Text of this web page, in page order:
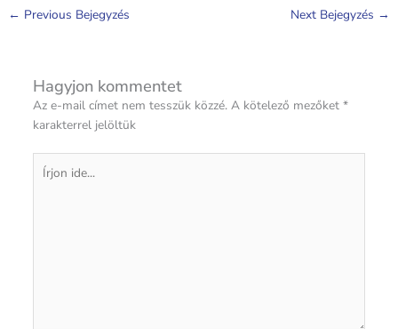
← Previous Bejegyzés Next Bejegyzés →
Hagyjon kommentet
Az e-mail címet nem tesszük közzé. A kötelező mezőket *
karakterrel jelöltük
Írjon
ide...